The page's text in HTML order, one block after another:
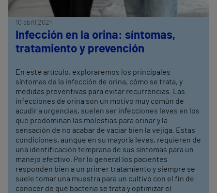
10 abril 2024
Infección en la orina: síntomas,
tratamiento y prevención
En este artículo, exploraremos los principales
síntomas de la infección de orina, cómo se trata, y
medidas preventivas para evitar recurrencias. Las
infecciones de orina son un motivo muy común de
acudir a urgencias, suelen ser infecciones leves en los
que predominan las molestias para orinar y la
sensación de no acabar de vaciar bien la vejiga. Estas
condiciones, aunque en su mayoría leves, requieren de
una identificación temprana de sus síntomas para un
manejo efectivo. Por lo general los pacientes
responden bien a un primer tratamiento y siempre se
suele tomar una muestra para un cultivo con el fin de
conocer de qué bacteria se trata y optimizar el